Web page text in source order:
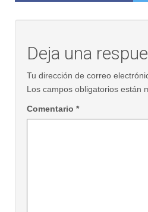
Deja una
Tu dirección de correo
Los campos obligatorios están
Comentario *